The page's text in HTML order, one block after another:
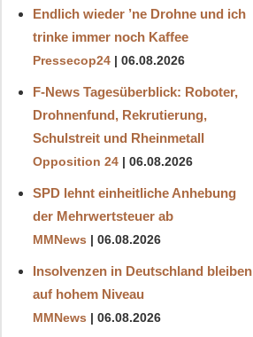
Endlich wieder ’ne Drohne und ich
trinke immer noch Kaffee
Pressecop24 06.08.2026
F-News Tagesüberblick: Roboter,
Drohnenfund, Rekrutierung,
Schulstreit und Rheinmetall
Opposition 24 06.08.2026
SPD lehnt einheitliche Anhebung
der Mehrwertsteuer ab
MMNews 06.08.2026
Insolvenzen in Deutschland bleiben
auf hohem Niveau
MMNews 06.08.2026